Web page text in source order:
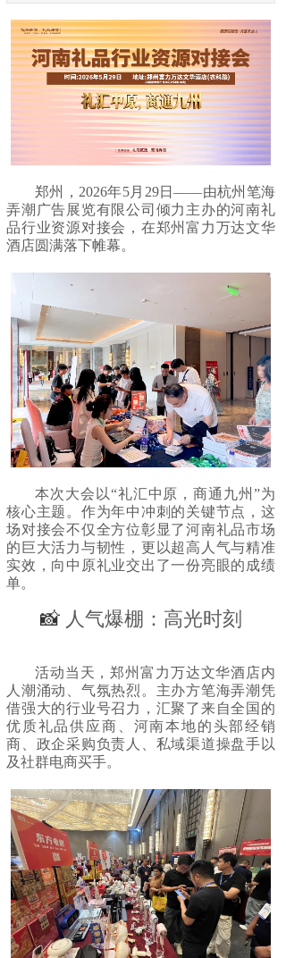
郑州，2026年5月29日——由杭州笔海
弄潮广告展览有限公司倾力主办的河南礼
品行业资源对接会，在郑州富力万达文华
酒店圆满落下帷幕。
本次大会以“礼汇中原，商通九州”为
核心主题。作为年中冲刺的关键节点，这
场对接会不仅全方位彰显了河南礼品市场
的巨大活力与韧性，更以超高人气与精准
实效，向中原礼业交出了一份亮眼的成绩
单。
📸 人气爆棚：高光时刻
活动当天，郑州富力万达文华酒店内
人潮涌动、气氛热烈。主办方笔海弄潮凭
借强大的行业号召力，汇聚了来自全国的
优质礼品供应商、河南本地的头部经销
商、政企采购负责人、私域渠道操盘手以
及社群电商买手。